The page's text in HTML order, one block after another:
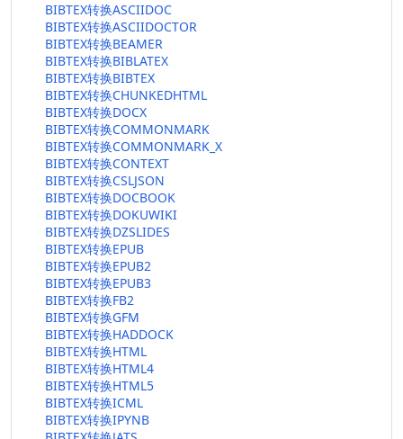
BIBTEX转换ASCIIDOC
BIBTEX转换ASCIIDOCTOR
BIBTEX转换BEAMER
BIBTEX转换BIBLATEX
BIBTEX转换BIBTEX
BIBTEX转换CHUNKEDHTML
BIBTEX转换DOCX
BIBTEX转换COMMONMARK
BIBTEX转换COMMONMARK_X
BIBTEX转换CONTEXT
BIBTEX转换CSLJSON
BIBTEX转换DOCBOOK
BIBTEX转换DOKUWIKI
BIBTEX转换DZSLIDES
BIBTEX转换EPUB
BIBTEX转换EPUB2
BIBTEX转换EPUB3
BIBTEX转换FB2
BIBTEX转换GFM
BIBTEX转换HADDOCK
BIBTEX转换HTML
BIBTEX转换HTML4
BIBTEX转换HTML5
BIBTEX转换ICML
BIBTEX转换IPYNB